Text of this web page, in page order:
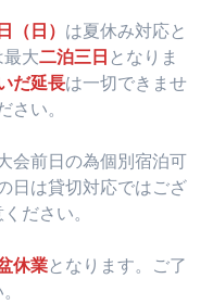
（日） は夏休み対応と
大二泊三日 となりま
だ延長は一切できませ
さい。
会前日の為個別宿泊可
日は貸切対応ではござ
ださい。
休業となります。ご了